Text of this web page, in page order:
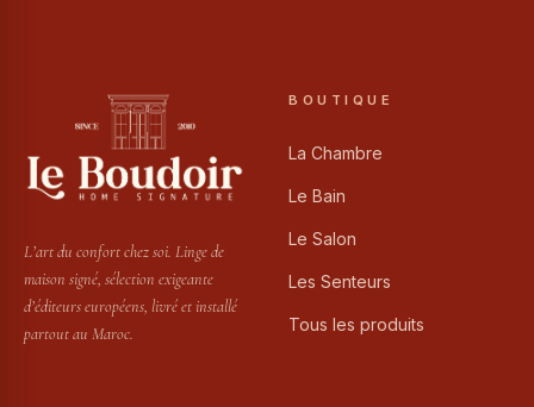
L’art du confort chez soi. Linge de
maison signé, sélection exigeante
d’éditeurs européens, livré et installé
partout au Maroc.
BOUTIQUE
La Chambre
Le Bain
Le Salon
Les Senteurs
Tous les produits